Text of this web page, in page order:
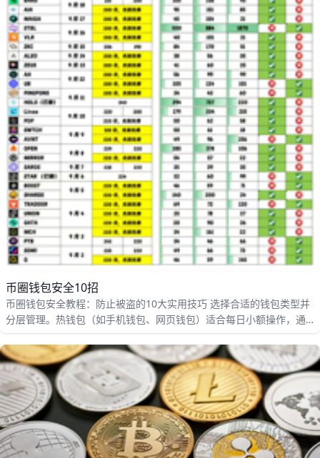
币圈钱包安全10招
币圈钱包安全教程：防止被盗的10大实用技巧 选择合适的钱包类型并
分层管理。热钱包（如手机钱包、网页钱包）适合每日小额操作，通
期存放大额资产，例如 1 BTC 或等值资产最好放在冷钱包中以降低被
盗风险。举例：如果你总资产为 10 BTC，可以把 0.5–1 BTC 放在热钱
包用于交易，剩余 9–9.5 BTC 存到硬件或冷存储中，这样即使热钱包
被攻破，损失也可控。